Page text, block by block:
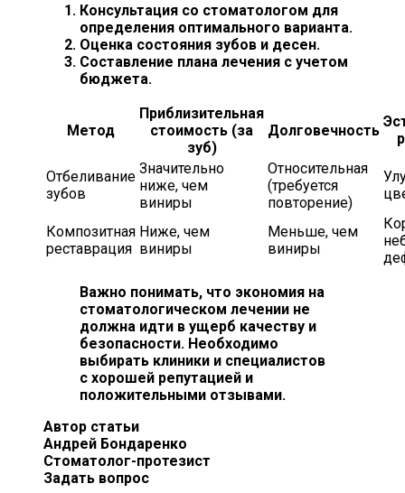
Консультация со стоматологом для
определения оптимального варианта.
Оценка состояния зубов и десен.
Составление плана лечения с учетом
бюджета.
Метод
Приблизительная
стоимость (за
зуб)
Долговечность
Отбеливание
зубов
Значительно
ниже, чем
виниры
Относительная
(требуется
повторение)
Композитная
реставрация
Ниже, чем
виниры
Меньше, чем
виниры
Важно понимать, что экономия на
стоматологическом лечении не
должна идти в ущерб качеству и
безопасности. Необходимо
выбирать клиники и специалистов
с хорошей репутацией и
положительными отзывами.
Автор статьи
Андрей Бондаренко
Стоматолог-протезист
Задать вопрос